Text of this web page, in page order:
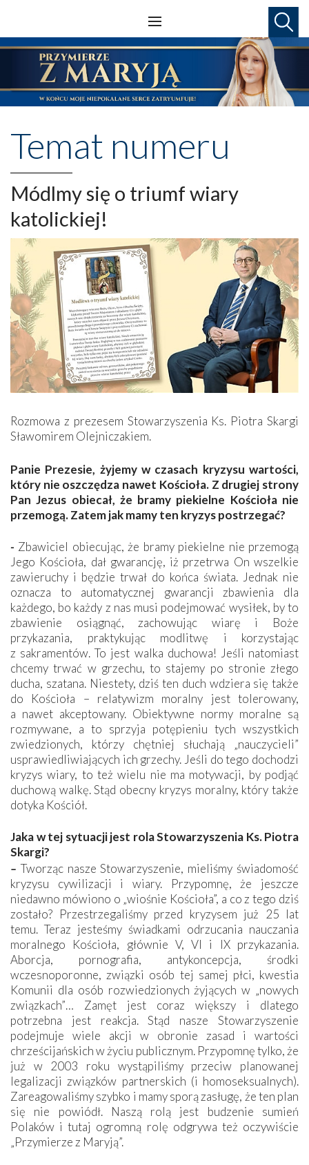
Temat numeru
Módlmy się o triumf wiary
katolickiej!
Rozmowa z prezesem Stowarzyszenia Ks. Piotra Skargi
Sławomirem Olejniczakiem.
Panie Prezesie, żyjemy w czasach kryzysu wartości,
który nie oszczędza nawet Kościoła. Z drugiej strony
Pan Jezus obiecał, że bramy piekielne Kościoła nie
przemogą. Zatem jak mamy ten kryzys postrzegać?
- Zbawiciel obiecując, że bramy piekielne nie przemogą
Jego Kościoła, dał gwarancję, iż przetrwa On wszelkie
zawieruchy i będzie trwał do końca świata. Jednak nie
oznacza to automatycznej gwarancji zbawienia dla
każdego, bo każdy z nas musi podejmować wysiłek, by to
zbawienie osiągnąć, zachowując wiarę i Boże
przykazania, praktykując modlitwę i korzystając
z sakramentów. To jest walka duchowa! Jeśli natomiast
chcemy trwać w grzechu, to stajemy po stronie złego
ducha, szatana. Niestety, dziś ten duch wdziera się także
do Kościoła – relatywizm moralny jest tolerowany,
a nawet akceptowany. Obiektywne normy moralne są
rozmywane, a to sprzyja potępieniu tych wszystkich
zwiedzionych, którzy chętniej słuchają „nauczycieli”
usprawiedliwiających ich grzechy. Jeśli do tego dochodzi
kryzys wiary, to też wielu nie ma motywacji, by podjąć
duchową walkę. Stąd obecny kryzys moralny, który także
dotyka Kościół.
Jaka w tej sytuacji jest rola Stowarzyszenia Ks. Piotra
Skargi?
–Tworząc nasze Stowarzyszenie, mieliśmy świadomość
kryzysu cywilizacji i wiary. Przypomnę, że jeszcze
niedawno mówiono o „wiośnie Kościoła”, a co z tego dziś
zostało? Przestrzegaliśmy przed kryzysem już 25 lat
temu. Teraz jesteśmy świadkami odrzucania nauczania
moralnego Kościoła, głównie V, VI i IX przykazania.
Aborcja, pornografia, antykoncepcja, środki
wczesnoporonne, związki osób tej samej płci, kwestia
Komunii dla osób rozwiedzionych żyjących w „nowych
związkach”… Zamęt jest coraz większy i dlatego
potrzebna jest reakcja. Stąd nasze Stowarzyszenie
podejmuje wiele akcji w obronie zasad i wartości
chrześcijańskich w życiu publicznym. Przypomnę tylko, że
już w 2003 roku wystąpiliśmy przeciw planowanej
legalizacji związków partnerskich (i homoseksualnych).
Zareagowaliśmy szybko i mamy sporą zasługę, że ten plan
się nie powiódł. Naszą rolą jest budzenie sumień
Polaków i tutaj ogromną rolę odgrywa też oczywiście
„Przymierze z Maryją”.